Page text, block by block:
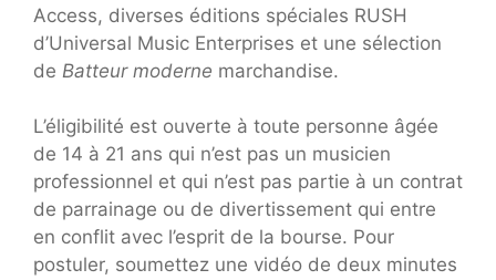
Access, diverses éditions spéciales RUSH
d’Universal Music Enterprises et une sélection
de Batteur moderne marchandise.
L’éligibilité est ouverte à toute personne âgée
de 14 à 21 ans qui n’est pas un musicien
professionnel et qui n’est pas partie à un contrat
de parrainage ou de divertissement qui entre
en conflit avec l’esprit de la bourse. Pour
postuler, soumettez une vidéo de deux minutes